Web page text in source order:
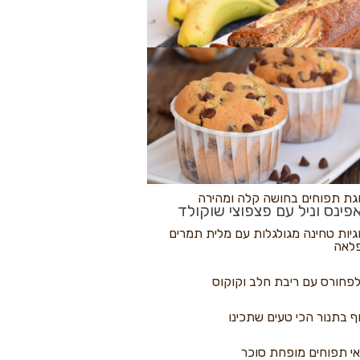
פיצה
בננות
וניל עם פצפוצי שוקולד
נקראים
תפוחים בחושה קלה ומהירה
טחינה מגולגלות עם מלית תמרים
עם ריבת חלב וקוקוס
בתנור הכי טעים שתכינו
תפוחים מופחת סוכר